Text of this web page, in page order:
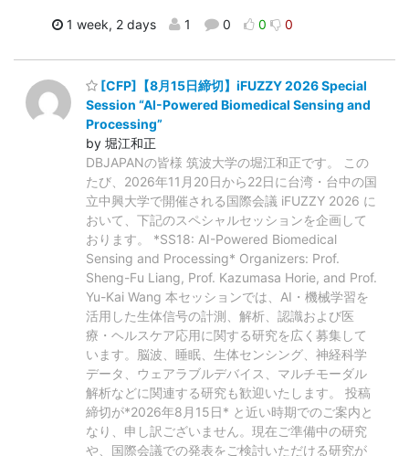
1 week, 2 days 1 0 0 0
[CFP]【8月15日締切】iFUZZY 2026 Special
Session “AI-Powered Biomedical Sensing and
Processing”
by 堀江和正
DBJAPANの皆様 筑波大学の堀江和正です。 この
たび、2026年11月20日から22日に台湾・台中の国
立中興大学で開催される国際会議 iFUZZY 2026 に
おいて、下記のスペシャルセッションを企画して
おります。 *SS18: AI-Powered Biomedical
Sensing and Processing* Organizers: Prof.
Sheng-Fu Liang, Prof. Kazumasa Horie, and Prof.
Yu-Kai Wang 本セッションでは、AI・機械学習を
活用した生体信号の計測、解析、認識および医
療・ヘルスケア応用に関する研究を広く募集して
います。脳波、睡眠、生体センシング、神経科学
データ、ウェアラブルデバイス、マルチモーダル
解析などに関連する研究も歓迎いたします。 投稿
締切が*2026年8月15日* と近い時期でのご案内と
なり、申し訳ございません。現在ご準備中の研究
や、国際会議での発表をご検討いただける研究が